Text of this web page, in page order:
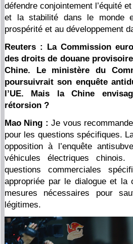
défendre conjointement l’équité
et la stabilité dans le monde
prospérité et au développement
Reuters : La Commission
des droits de douane
Chine. Le ministère du
poursuivrait son enquête
l’UE. Mais la Chine
rétorsion ?
Mao Ning :Je vous
pour les questions spécifiques.
opposition à l’enquête
véhicules électriques
questions commerciales
appropriée par le dialogue et la
mesures nécessaires pour
légitimes.